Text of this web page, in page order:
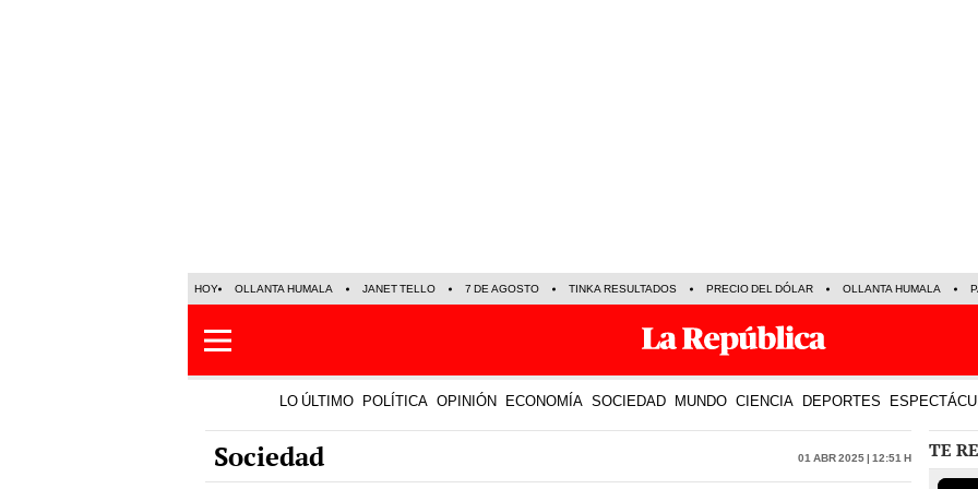
HOY OLLANTA HUMALA JANET TELLO 7 DE AGOSTO TINKA RESULTADOS PRECIO DEL DÓLAR OLLANTA HUMALA
LO ÚLTIMO POLÍTICA OPINIÓN ECONOMÍA SOCIEDAD MUNDO CIENCIA DEPORTES
Sociedad 01 Abr 2025 | 12:51 h TE